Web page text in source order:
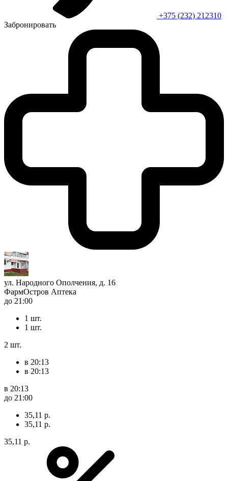
+375 (232) 212310
Забронировать
ул. Народного Ополчения, д. 16
ФармОстров Аптека
до 21:00
1 шт.
1 шт.
2 шт.
в 20:13
в 20:13
в 20:13
до 21:00
35,11 р.
35,11 р.
35,11 р.